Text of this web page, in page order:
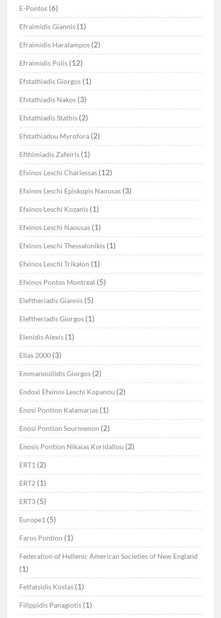
E-Pontos (6)
Efraimidis Giannis (1)
Efraimidis Haralampos (2)
Efraimidis Polis (12)
Efstathiadis Giorgos (1)
Efstathiadis Nakos (3)
Efstathiadis Stathis (2)
Efstathiadou Myrofora (2)
Efthimiadis Zafeiris (1)
Efxinos Leschi Chariessas (12)
Efxinos Leschi Episkopis Naousas (3)
Efxinos Leschi Kozanis (1)
Efxinos Leschi Naousas (1)
Efxinos Leschi Thessalonikis (1)
Efxinos Leschi Trikalon (1)
Efxinos Pontos Montreal (5)
Eleftheriadis Giannis (5)
Eleftheriadis Giorgos (1)
Elenidis Alexis (1)
Ellas 2000 (3)
Emmanouilidis Giorgos (2)
Endoxi Efxinos Leschi Kopanou (2)
Enosi Pontion Kalamarias (1)
Enosi Pontion Sourmenon (2)
Enosis Pontion Nikaias Koridallou (2)
ERT1 (2)
ERT2 (1)
ERT3 (5)
Europe1 (5)
Faros Pontion (1)
Federation of Hellenic American Societies of New England
(1)
Fetfatsidis Kostas (1)
Filippidis Panagiotis (1)